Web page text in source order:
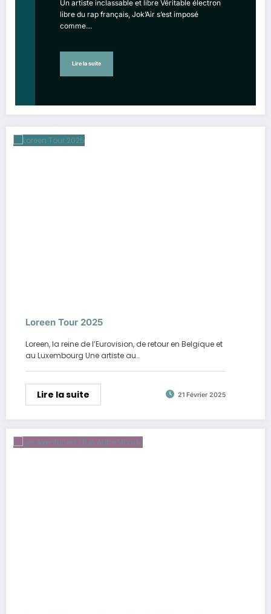
Un artiste inclassable et libre Véritable électron
libre du rap français, Jok’Air s’est imposé
comme…
Lire la suite
Loreen Tour 2025
Loreen, la reine de l’Eurovision, de retour en Belgique et
au Luxembourg Une artiste au…
Lire la suite 21 Février 2025